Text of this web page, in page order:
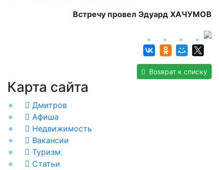
Встречу провел Эдуард ХАЧУМОВ
Возврат к списку
Карта сайта
Дмитров
Афиша
Недвижимость
Вакансии
Туризм
Статьи